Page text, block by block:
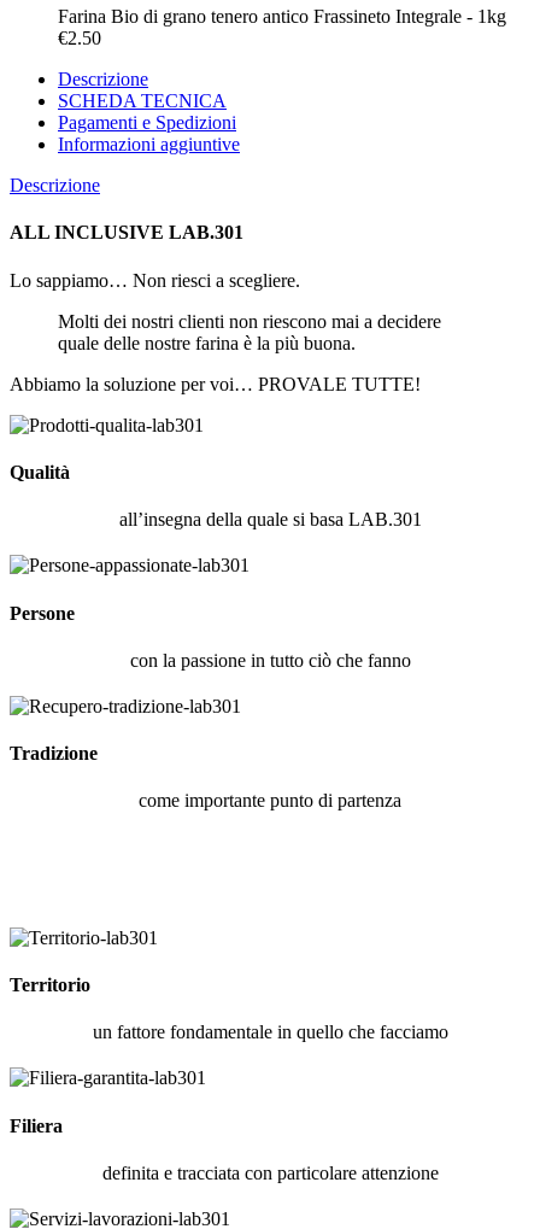
Farina Bio di grano tenero antico Frassineto Integrale - 1kg
€2.50
Descrizione
SCHEDA TECNICA
Pagamenti e Spedizioni
Informazioni aggiuntive
Descrizione
ALL INCLUSIVE LAB.301
Lo sappiamo… Non riesci a scegliere.
Molti dei nostri clienti non riescono mai a decidere
quale delle nostre farina è la più buona.
Abbiamo la soluzione per voi… PROVALE TUTTE!
Qualità
all’insegna della quale si basa LAB.301
Persone
con la passione in tutto ciò che fanno
Tradizione
come importante punto di partenza
Territorio
un fattore fondamentale in quello che facciamo
Filiera
definita e tracciata con particolare attenzione